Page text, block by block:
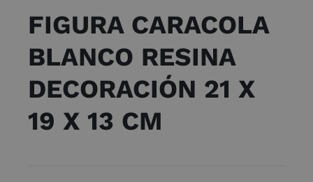
FIGURA CARACOLA
BLANCO RESINA
DECORACIÓN 21 X
19 X 13 CM